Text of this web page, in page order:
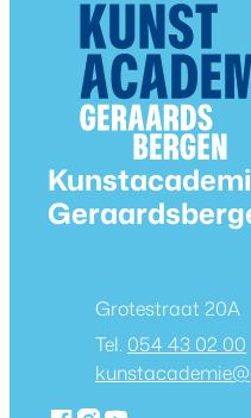
Contact &
AdresGrotestraat 20A
054 43 02 00
E-mailkunstacademie@